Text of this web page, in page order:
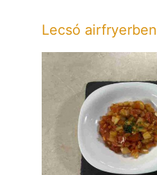
Lecsó airfryerben